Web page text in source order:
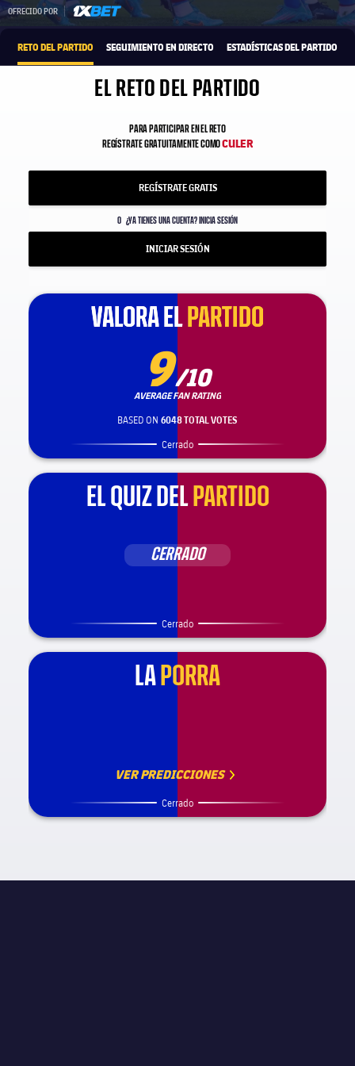
OFRECIDO POR 1xbet-multi
RETO DEL PARTIDO SEGUIMIENTO EN DIRECTO ESTADÍSTICAS DEL PARTIDO
EL RETO DEL PARTIDO
PARA PARTICIPAR EN EL RETO
REGÍSTRATE GRATUITAMENTE COMOCULER
REGÍSTRATE GRATIS
O ¿YA TIENES UNA CUENTA? INICIA SESIÓN
INICIAR SESIÓN
VALORA EL PARTIDO
VALORA EL PARTIDO
9/10
AVERAGE FAN RATING
BASED ON6048 TOTAL VOTES
Cerrado
EL QUIZ DEL PARTIDO
CERRADO
Cerrado
LA PORRA
VER PREDICCIONES
Cerrado